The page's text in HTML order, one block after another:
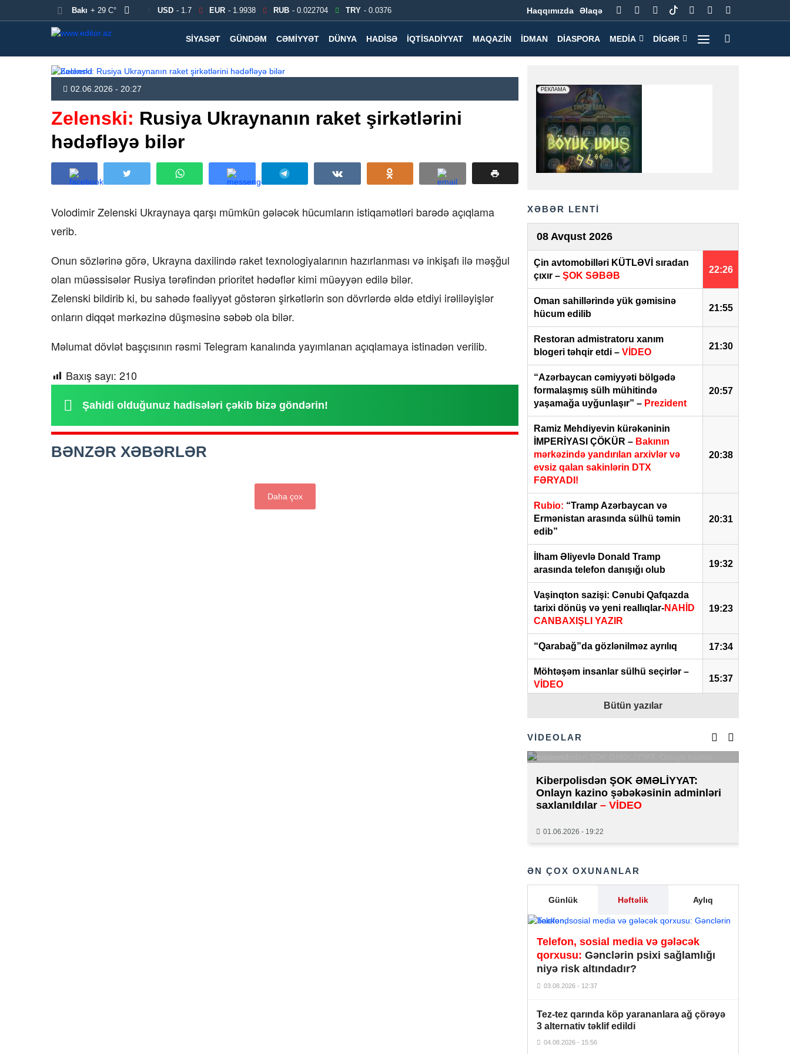
Bakı + 29 C° USD - 1.7 EUR - 1.9938 RUB - 0.022704 TRY - 0.0376 Haqqımızda Əlaqə
SIYASƏT GÜNDƏM CƏMIYYƏT DÜNYA HADISƏ İQTISADIYYAT MAQAZIN İDMAN DIASPORA MEDIA DIGƏR
02.06.2026 - 20:27
Zelenski: Rusiya Ukraynanın raket şirkətlərini
hədəfləyə bilər
Volodimir Zelenski Ukraynaya qarşı mümkün gələcək hücumların istiqamətləri barədə açıqlama
verib.
Onun sözlərinə görə, Ukrayna daxilində raket texnologiyalarının hazırlanması və inkişafı ilə məşğul
olan müəssisələr Rusiya tərəfindən prioritet hədəflər kimi müəyyən edilə bilər.
Zelenski bildirib ki, bu sahədə fəaliyyət göstərən şirkətlərin son dövrlərdə əldə etdiyi irəliləyişlər
onların diqqət mərkəzinə düşməsinə səbəb ola bilər.
Məlumat dövlət başçısının rəsmi Telegram kanalında yayımlanan açıqlamaya istinadən verilib.
Baxış sayı: 210
Şahidi olduğunuz hadisələri çəkib bizə göndərin!
BƏNZƏR XƏBƏRLƏR
Daha çox
XƏBƏR LENTİ
08 Avqust 2026
22:26
Çin avtomobilləri KÜTLƏVİ sıradan
çıxır – ŞOK SƏBƏB
21:55
Oman sahillərində yük gəmisinə
hücum edilib
21:30
Restoran admistratoru xanım
blogeri təhqir etdi – VİDEO
20:57
“Azərbaycan cəmiyyəti bölgədə
formalaşmış sülh mühitində
yaşamağa uyğunlaşır” – Prezident
20:38
Ramiz Mehdiyevin kürəkəninin
İMPERİYASI ÇÖKÜR – Bakının
mərkəzində yandırılan arxivlər və
evsiz qalan sakinlərin DTX
FƏRYADI!
20:31
Rubio: “Tramp Azərbaycan və
Ermənistan arasında sülhü təmin
edib”
19:32
İlham Əliyevlə Donald Tramp
arasında telefon danışığı olub
19:23
Vaşinqton sazişi: Cənubi Qafqazda
tarixi dönüş və yeni reallıqlar-NAHİD
CANBAXIŞLI YAZIR
17:34
“Qarabağ”da gözlənilməz ayrılıq
15:37
Möhtəşəm insanlar sülhü seçirlər –
VİDEO
Güclü “İSLAM ÜÇBUCAĞI” bütün
ABŞ, Çin və Rusiyanı niyə təşvişə
Rusiya
narahatdır…
17 yaşlı qızın nişanında münaqişə
çevirən Böyük Strategiyası –
Blogerin həyat yoldaşı onun ad
günündə vəfat edib –
Nikol Paşinyan İlham Əliyevə zəng
edib
“Uşağınız üçün nəzarətçi tutun” –
Bağçada valideynə tələb – İDDİA
Ravil Tağıyev vəzifəsindən azad
edildi
Bütün yazılar
VİDEOLAR
Kiberpolisdən ŞOK ƏMƏLİYYAT:
Onlayn kazino şəbəkəsinin adminləri
saxlanıldılar – VİDEO
01.06.2026 - 19:22
ƏN ÇOX OXUNANLAR
Günlük Həftəlik Aylıq
Telefon, sosial media və gələcək
qorxusu: Gənclərin psixi sağlamlığı
niyə risk altındadır?
03.08.2026 - 12:37
Tez-tez qarında köp yarananlara ağ çörəyə
3 alternativ təklif edildi
04.08.2026 - 15:56